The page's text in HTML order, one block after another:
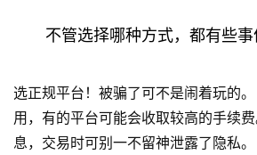
快
讯
不管选择哪种方式，都有些事
选正规平台！被骗了可不是闹着玩的
用，有的平台可能会收取较高的手续
息，交易时可别一不留神泄露了隐私